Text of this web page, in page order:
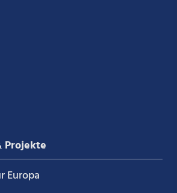
Projekte
Europa